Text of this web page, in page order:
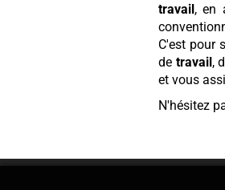
travail, en
C'est pour
de travail,
et vous
N'hésitez